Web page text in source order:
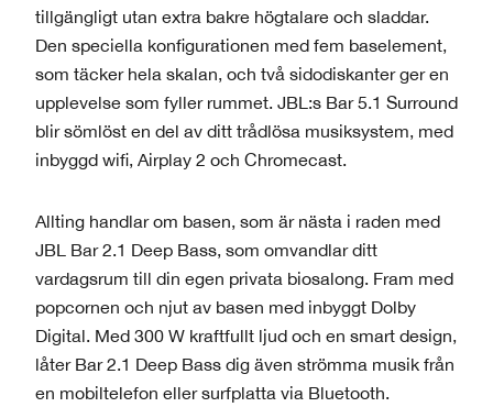
tillgängligt utan extra bakre högtalare och sladdar.
Den speciella konfigurationen med fem baselement,
som täcker hela skalan, och två sidodiskanter ger en
upplevelse som fyller rummet. JBL:s Bar 5.1 Surround
blir sömlöst en del av ditt trådlösa musiksystem, med
inbyggd wifi, Airplay 2 och Chromecast.
Allting handlar om basen, som är nästa i raden med
JBL Bar 2.1 Deep Bass, som omvandlar ditt
vardagsrum till din egen privata biosalong. Fram med
popcornen och njut av basen med inbyggt Dolby
Digital. Med 300 W kraftfullt ljud och en smart design,
låter Bar 2.1 Deep Bass dig även strömma musik från
en mobiltelefon eller surfplatta via Bluetooth.